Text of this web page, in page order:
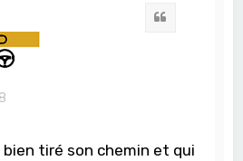
tiré son chemin et qui